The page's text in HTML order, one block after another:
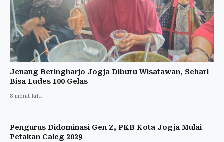
Jenang Beringharjo Jogja Diburu Wisatawan, Sehari
Bisa Ludes 100 Gelas
8 menit lalu
Pengurus Didominasi Gen Z, PKB Kota Jogja Mulai
Petakan Caleg 2029